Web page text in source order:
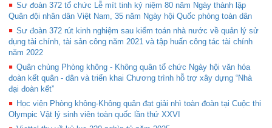
Sư đoàn 372 tổ chức Lễ mít tinh kỷ niệm 80 năm Ngày thành lập
Quân đội nhân dân Việt Nam, 35 năm Ngày hội Quốc phòng toàn dân
Sư đoàn 372 rút kinh nghiệm sau kiểm toán nhà nước về quản lý sử
dụng tài chính, tài sản công năm 2021 và tập huấn công tác tài chính
năm 2022
Quân chủng Phòng không - Không quân tổ chức Ngày hội văn hóa
đoàn kết quân - dân và triển khai Chương trình hỗ trợ xây dựng “Nhà
đại đoàn kết”
Học viện Phòng không-Không quân đạt giải nhì toàn đoàn tại Cuộc thi
Olympic Vật lý sinh viên toàn quốc lần thứ XXVI